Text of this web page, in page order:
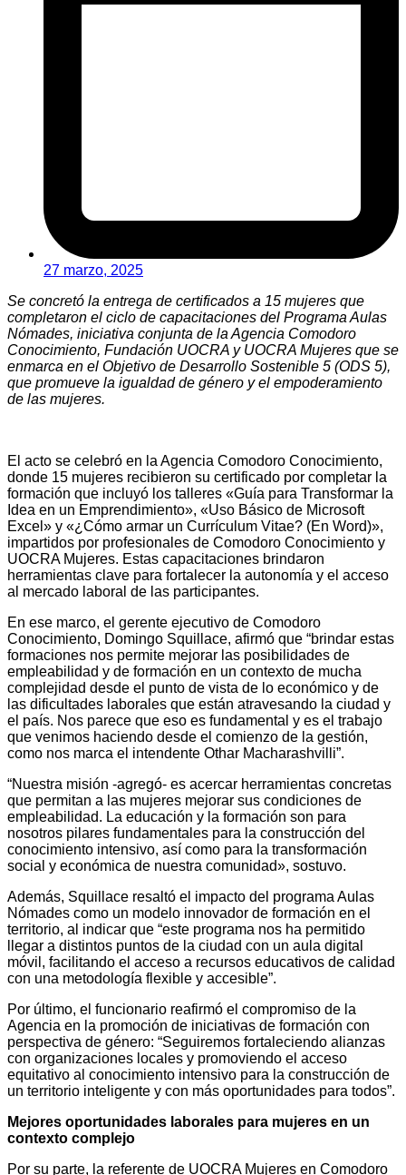
27 marzo, 2025
Se concretó la entrega de certificados a 15 mujeres que
completaron el ciclo de capacitaciones del Programa Aulas
Nómades, iniciativa conjunta de la Agencia Comodoro
Conocimiento, Fundación UOCRA y UOCRA Mujeres que se
enmarca en el Objetivo de Desarrollo Sostenible 5 (ODS 5),
que promueve la igualdad de género y el empoderamiento
de las mujeres.
El acto se celebró en la Agencia Comodoro Conocimiento,
donde 15 mujeres recibieron su certificado por completar la
formación que incluyó los talleres «Guía para Transformar la
Idea en un Emprendimiento», «Uso Básico de Microsoft
Excel» y «¿Cómo armar un Currículum Vitae? (En Word)»,
impartidos por profesionales de Comodoro Conocimiento y
UOCRA Mujeres. Estas capacitaciones brindaron
herramientas clave para fortalecer la autonomía y el acceso
al mercado laboral de las participantes.
En ese marco, el gerente ejecutivo de Comodoro
Conocimiento, Domingo Squillace, afirmó que “brindar estas
formaciones nos permite mejorar las posibilidades de
empleabilidad y de formación en un contexto de mucha
complejidad desde el punto de vista de lo económico y de
las dificultades laborales que están atravesando la ciudad y
el país. Nos parece que eso es fundamental y es el trabajo
que venimos haciendo desde el comienzo de la gestión,
como nos marca el intendente Othar Macharashvilli”.
“Nuestra misión -agregó- es acercar herramientas concretas
que permitan a las mujeres mejorar sus condiciones de
empleabilidad. La educación y la formación son para
nosotros pilares fundamentales para la construcción del
conocimiento intensivo, así como para la transformación
social y económica de nuestra comunidad», sostuvo.
Además, Squillace resaltó el impacto del programa Aulas
Nómades como un modelo innovador de formación en el
territorio, al indicar que “este programa nos ha permitido
llegar a distintos puntos de la ciudad con un aula digital
móvil, facilitando el acceso a recursos educativos de calidad
con una metodología flexible y accesible”.
Por último, el funcionario reafirmó el compromiso de la
Agencia en la promoción de iniciativas de formación con
perspectiva de género: “Seguiremos fortaleciendo alianzas
con organizaciones locales y promoviendo el acceso
equitativo al conocimiento intensivo para la construcción de
un territorio inteligente y con más oportunidades para todos”.
Mejores oportunidades laborales para mujeres en un
contexto complejo
Por su parte, la referente de UOCRA Mujeres en Comodoro